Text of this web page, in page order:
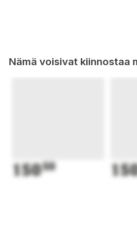
Nämä voisivat kiinnostaa
15050